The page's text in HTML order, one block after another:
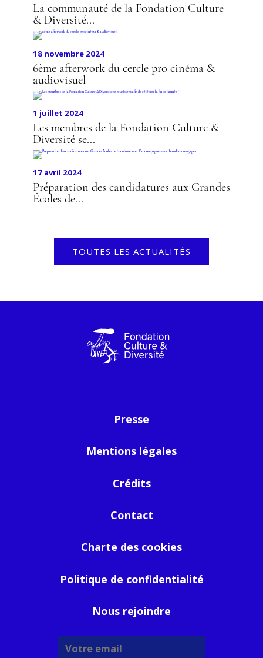
La communauté de la Fondation Culture
& Diversité...
18 novembre 2024
6ème afterwork du cercle pro cinéma &
audiovisuel
1 juillet 2024
Les membres de la Fondation Culture &
Diversité se...
17 avril 2024
Préparation des candidatures aux Grandes
Écoles de...
TOUTES LES ACTUALITÉS
Presse
Mentions légales
Crédits
Contact
Charte des cookies
Politique de confidentialité
Nous rejoindre